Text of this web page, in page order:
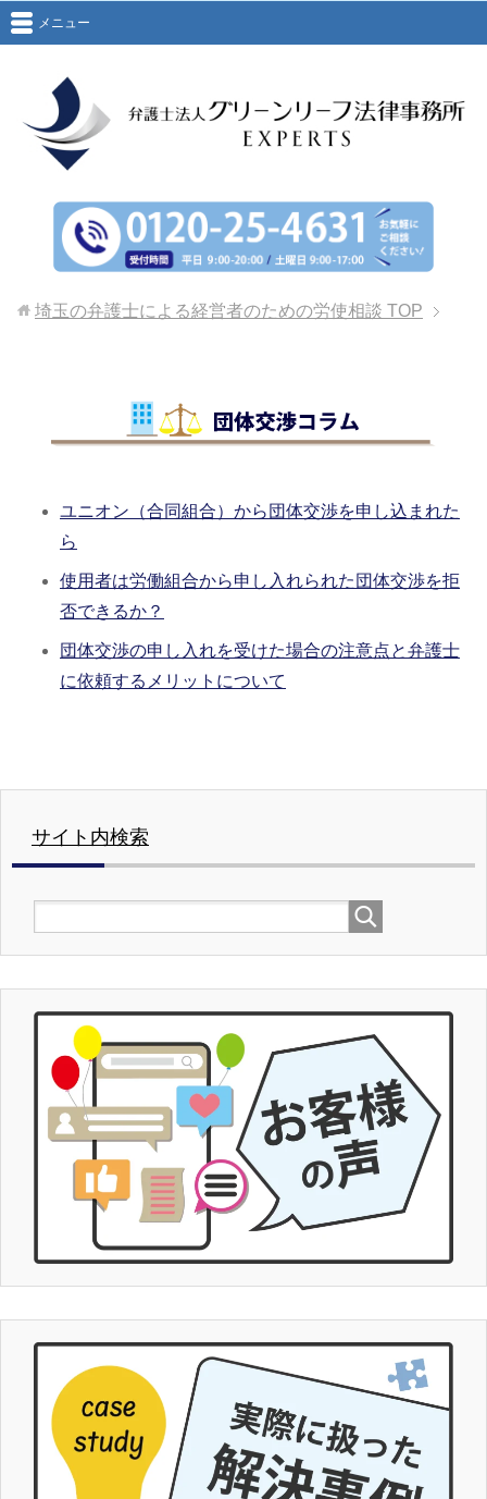
メニュー
埼玉の弁護士による経営者のための労使相談 TOP
ユニオン（合同組合）から団体交渉を申し込まれた
ら
使用者は労働組合から申し入れられた団体交渉を拒
否できるか？
団体交渉の申し入れを受けた場合の注意点と弁護士
に依頼するメリットについて
サイト内検索